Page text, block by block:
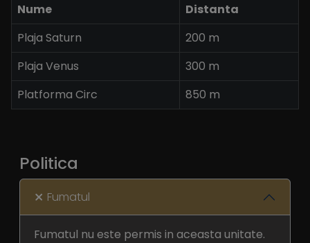
Nume
Distanta
Plaja Saturn
200 m
Plaja Venus
300 m
Platforma Circ
850 m
Politica
Fumatul
Fumatul nu este permis in aceasta unitate.